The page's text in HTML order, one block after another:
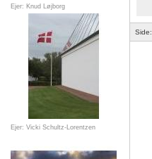
Ejer: Knud Løjborg
Ejer: Vicki Schultz-Lorentzen
Side: